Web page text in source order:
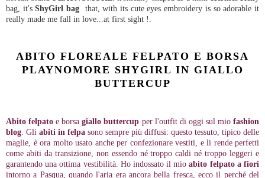
bag, it'sShyGirl bag that, with its cute eyes embroidery is so adorable it
really made me fall in love...at first sight !.
ABITO FLOREALE FELPATO E BORSA
PLAYNOMORE SHYGIRL IN GIALLO
BUTTERCUP
Abito felpato e borsagiallo buttercup per l'outfit di oggi sul miofashion
blog. Gli abiti in felpa sono sempre più diffusi: questo tessuto, tipico delle
maglie, è ora molto usato anche per confezionare vestiti, e li rende perfetti
come abiti da transizione, non essendo né troppo caldi né troppo leggeri e
garantendo una ottima vestibilità. Ho indossato il mioabito felpato a fiori
intorno a Pasqua, quando l'aria era ancora bella fresca, ecco il perché del